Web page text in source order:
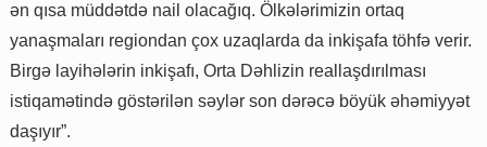
ən qısa müddətdə nail olacağıq. Ölkələrimizin ortaq
yanaşmaları regiondan çox uzaqlarda da inkişafa töhfə verir.
Birgə layihələrin inkişafı, Orta Dəhlizin reallaşdırılması
istiqamətində göstərilən səylər son dərəcə böyük əhəmiyyət
daşıyır”.